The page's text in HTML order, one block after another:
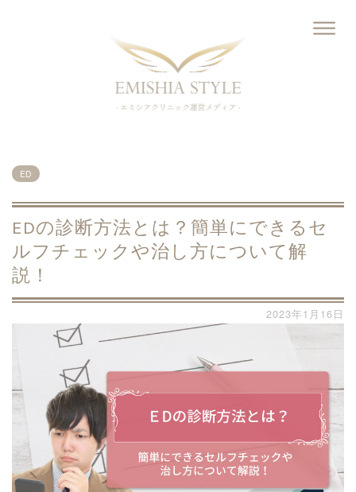
ED
EDの診断方法とは？簡単にできるセ
ルフチェックや治し方について解
説！
2023年1月16日